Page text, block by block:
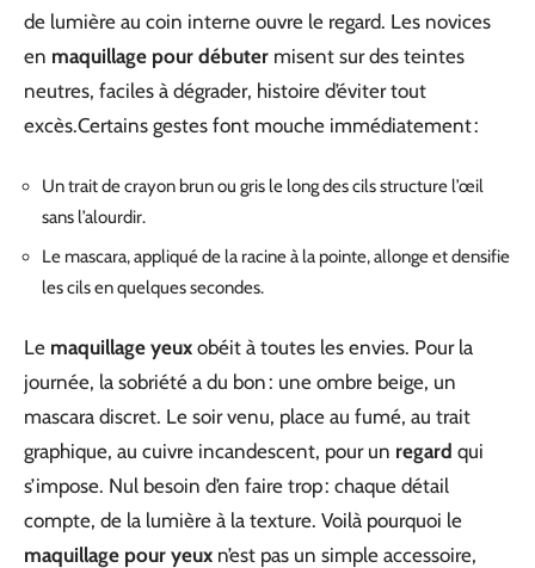
de lumière au coin interne ouvre le regard. Les novices
en maquillage pour débuter misent sur des teintes
neutres, faciles à dégrader, histoire d’éviter tout
excès.Certains gestes font mouche immédiatement :
Un trait de crayon brun ou gris le long des cils structure l’œil
sans l’alourdir.
Le mascara, appliqué de la racine à la pointe, allonge et densifie
les cils en quelques secondes.
Le maquillage yeux obéit à toutes les envies. Pour la
journée, la sobriété a du bon : une ombre beige, un
mascara discret. Le soir venu, place au fumé, au trait
graphique, au cuivre incandescent, pour un regard qui
s’impose. Nul besoin d’en faire trop : chaque détail
compte, de la lumière à la texture. Voilà pourquoi le
maquillage pour yeux n’est pas un simple accessoire,